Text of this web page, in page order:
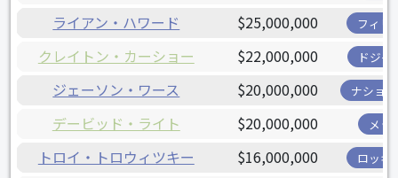
ライアン・ハワード $25,000,000 フィリ
クレイトン・カーショー $22,000,000 ドジャ
ジェーソン・ワース $20,000,000 ナショ
デービッド・ライト $20,000,000 メッ
トロイ・トロウィツキー $16,000,000 ロッキ